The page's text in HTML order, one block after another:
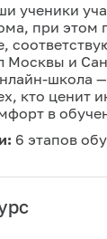
ученики
при этом
Москвы и
школа —
кто ценит
в
6 этапов